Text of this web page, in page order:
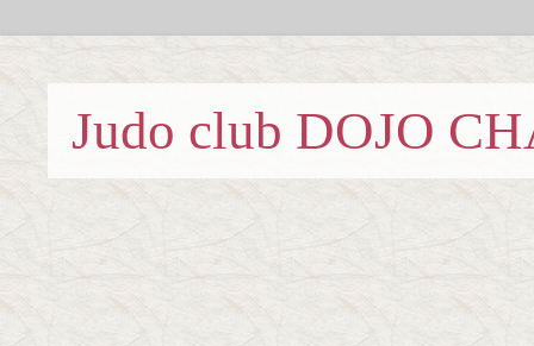
Judo club DOJO